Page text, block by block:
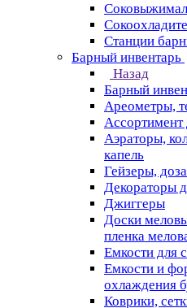
Станции
Барный инвентарь
Назад
Барный
Ареометры,
Ассортимент
Аэраторы,
капель
Гейзеры,
Декораторы
Джиггеры
Доски
пленка
Емкости для
Емкости и
охлаждения
Коврики,